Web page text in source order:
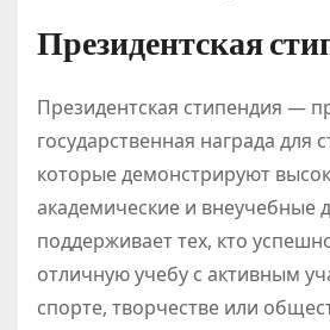
Президентская
Президентская стипендия —
государственная награда для
которые демонстрируют
академические и внеучебные
поддерживает тех, кто
отличную учебу с активным
спорте, творчестве или